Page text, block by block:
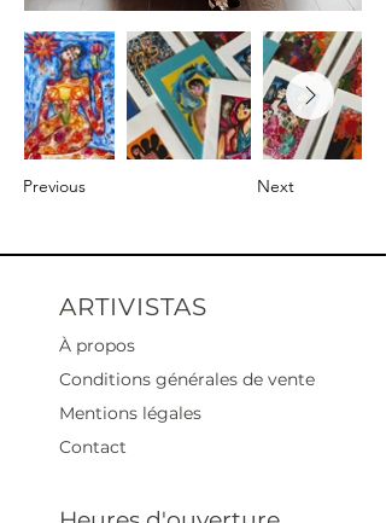
Previous Next
ARTIVISTAS
À propos
Conditions générales de vente
Mentions légales
Contact